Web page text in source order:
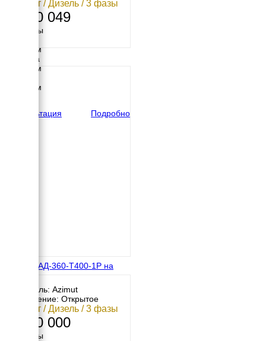
364 кВт / Дизель / 3 фазы
5 050 049
Размеры
3300 мм
Ширина
1400 мм
1917 мм
Консультация
Подробно
Азимут АД-360-Т400-1Р на
Двигатель: Azimut
Исполнение: Открытое
360 кВт / Дизель / 3 фазы
2 580 000
Размеры